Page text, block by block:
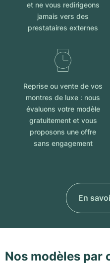
et ne vous redirigeons
jamais vers des
prestataires externes
Reprise ou vente de vos
montres de luxe : nous
évaluons votre modèle
gratuitement et vous
proposons une offre
sans engagement
En
Nos modèles par